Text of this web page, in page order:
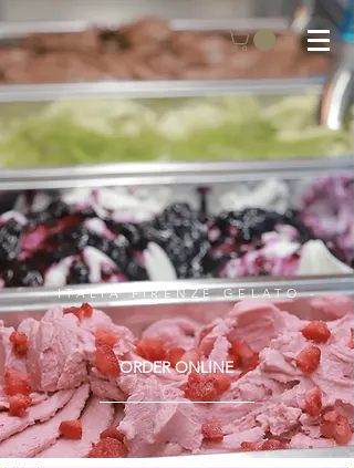
- ITALIA FIRENZE GELATO -
ORDER ONLINE